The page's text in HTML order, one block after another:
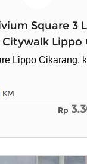
Square 3
Lippo
Lippo Cikarang,
KM
Rp